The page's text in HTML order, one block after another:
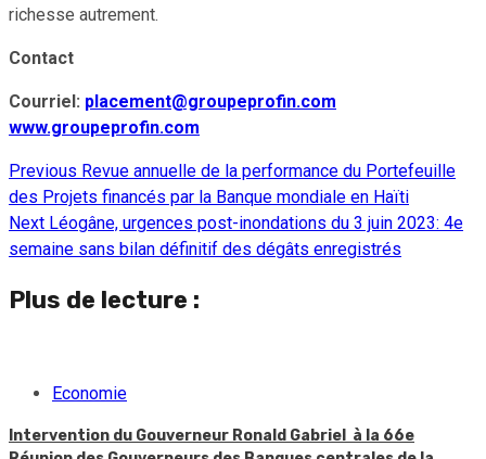
richesse autrement.
Contact
Courriel: placement@groupeprofin.com
www.groupeprofin.com
Continue
Reading
Previous Revue annuelle de la performance du Portefeuille
des Projets financés par la Banque mondiale en Haïti
Next Léogâne, urgences post-inondations du 3 juin 2023: 4e
semaine sans bilan définitif des dégâts enregistrés
Plus de lecture :
Economie
Intervention du Gouverneur Ronald Gabriel à la 66e